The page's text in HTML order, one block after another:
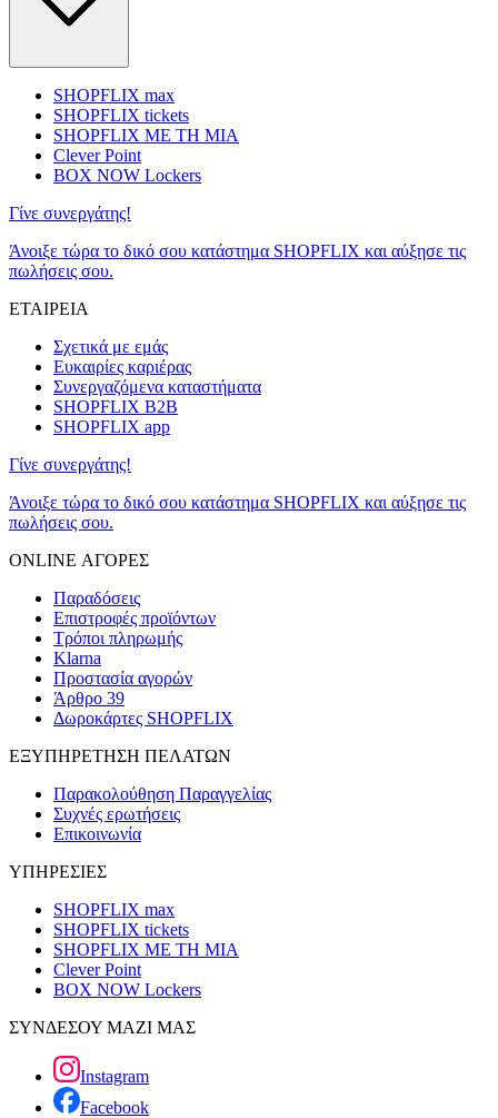
SHOPFLIX max
SHOPFLIX tickets
SHOPFLIX ΜΕ ΤΗ ΜΙΑ
Clever Point
BOX NOW Lockers
Γίνε συνεργάτης!
Άνοιξε τώρα το δικό σου κατάστημα SHOPFLIX και αύξησε τις
πωλήσεις σου.
ΕΤΑΙΡΕΙΑ
Σχετικά με εμάς
Ευκαιρίες καριέρας
Συνεργαζόμενα καταστήματα
SHOPFLIX B2B
SHOPFLIX app
Γίνε συνεργάτης!
Άνοιξε τώρα το δικό σου κατάστημα SHOPFLIX και αύξησε τις
πωλήσεις σου.
ONLINE ΑΓΟΡΕΣ
Παραδόσεις
Επιστροφές προϊόντων
Τρόποι πληρωμής
Klarna
Προστασία αγορών
Άρθρο 39
Δωροκάρτες SHOPFLIX
ΕΞΥΠΗΡΕΤΗΣΗ ΠΕΛΑΤΩΝ
Παρακολούθηση Παραγγελίας
Συχνές ερωτήσεις
Επικοινωνία
ΥΠΗΡΕΣΙΕΣ
SHOPFLIX max
SHOPFLIX tickets
SHOPFLIX ΜΕ ΤΗ ΜΙΑ
Clever Point
BOX NOW Lockers
ΣΥΝΔΕΣΟΥ ΜΑΖΙ ΜΑΣ
Instagram
Facebook